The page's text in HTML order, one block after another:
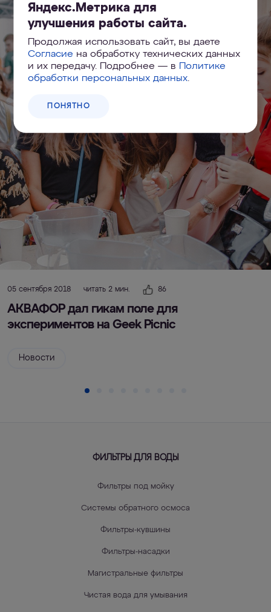
05 сентября 2018 читать 2 мин. 86
АКВАФОР дал гикам поле для
экспериментов на Geek Picnic
Новости
Яндекс.Метрика для
улучшения работы сайта.
Продолжая использовать сайт, вы даете
Согласие на обработку технических данных
и их передачу. Подробнее — в
Политике
обработки персональных данных.
ПОНЯТНО
ФИЛЬТРЫ ДЛЯ ВОДЫ
Фильтры под мойку
Системы обратного осмоса
Фильтры-кувшины
Фильтры-насадки
Магистральные фильтры
Чистая вода для умывания